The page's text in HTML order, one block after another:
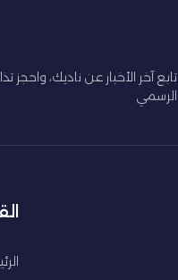
تابع آخر الأخبار عن ناديك، واحجز
الرسمي